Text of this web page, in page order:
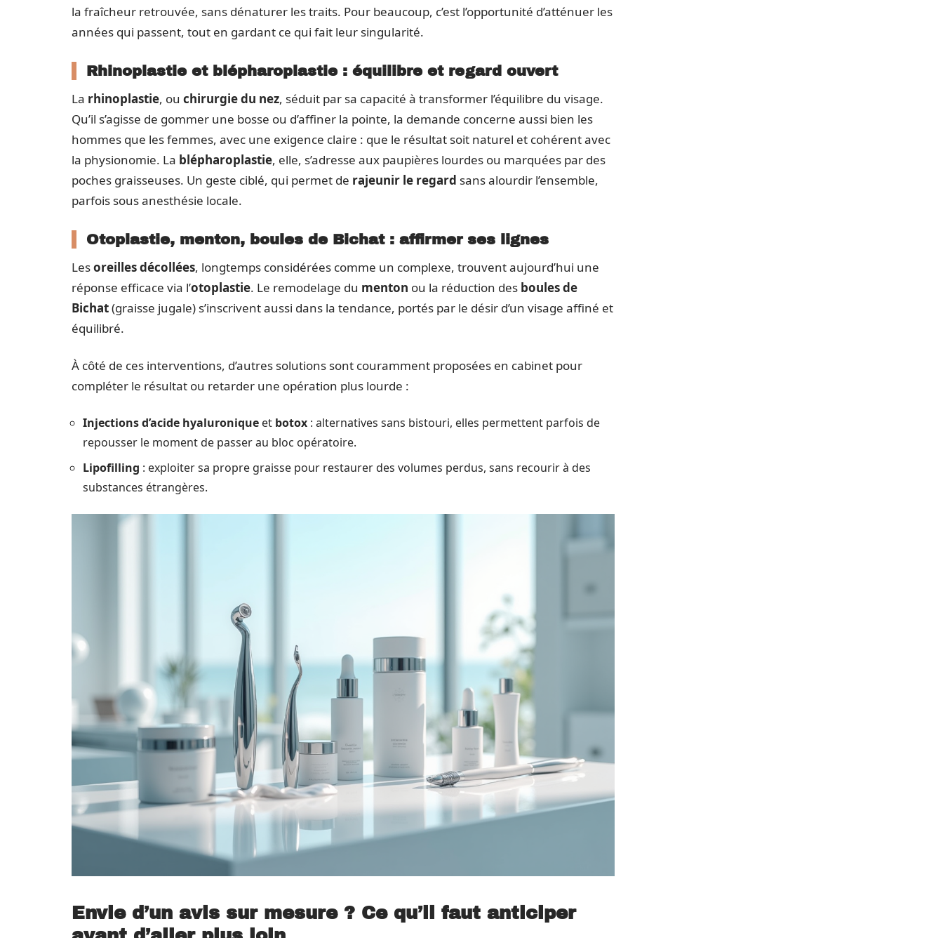
la fraîcheur retrouvée, sans dénaturer les traits. Pour beaucoup, c’est l’opportunité d’atténuer les
années qui passent, tout en gardant ce qui fait leur singularité.
Rhinoplastie et blépharoplastie : équilibre et regard ouvert
La rhinoplastie, ou chirurgie du nez, séduit par sa capacité à transformer l’équilibre du visage.
Qu’il s’agisse de gommer une bosse ou d’affiner la pointe, la demande concerne aussi bien les
hommes que les femmes, avec une exigence claire : que le résultat soit naturel et cohérent avec
la physionomie. La blépharoplastie, elle, s’adresse aux paupières lourdes ou marquées par des
poches graisseuses. Un geste ciblé, qui permet de rajeunir le regard sans alourdir l’ensemble,
parfois sous anesthésie locale.
Otoplastie, menton, boules de Bichat : affirmer ses lignes
Lesoreilles décollées, longtemps considérées comme un complexe, trouvent aujourd’hui une
réponse efficace via l’otoplastie. Le remodelage du menton ou la réduction des boules de
Bichat(graisse jugale) s’inscrivent aussi dans la tendance, portés par le désir d’un visage affiné et
équilibré.
À côté de ces interventions, d’autres solutions sont couramment proposées en cabinet pour
compléter le résultat ou retarder une opération plus lourde :
Injections d’acide hyaluronique et botox : alternatives sans bistouri, elles permettent parfois de
repousser le moment de passer au bloc opératoire.
Lipofilling : exploiter sa propre graisse pour restaurer des volumes perdus, sans recourir à des
substances étrangères.
Envie d’un avis sur mesure ? Ce qu’il faut anticiper